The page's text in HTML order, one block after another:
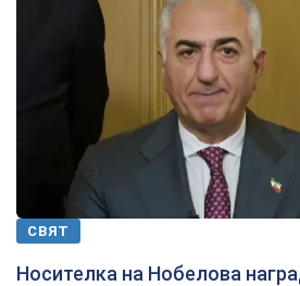
СВЯТ
Носителка на Нобелова